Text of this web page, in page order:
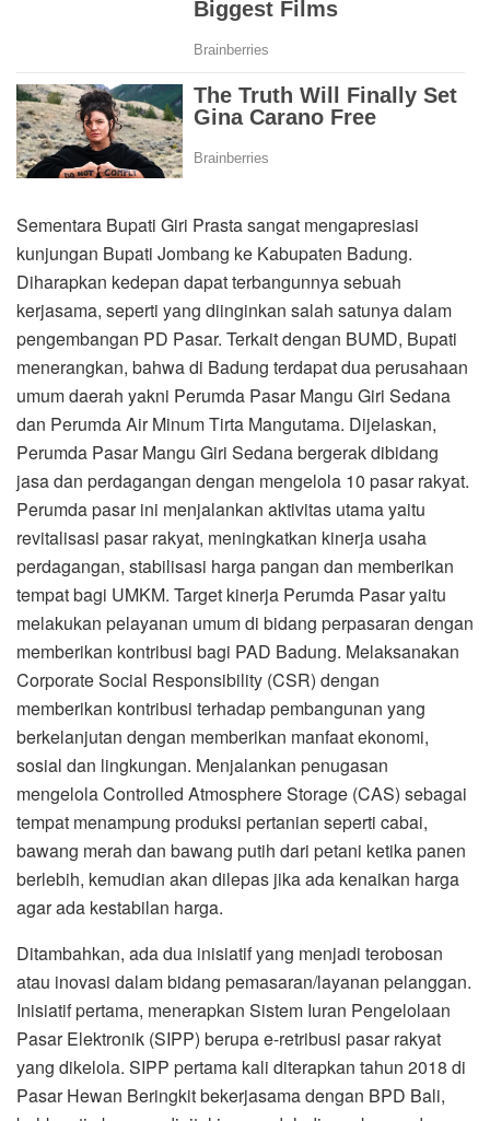
Sementara Bupati Giri Prasta sangat mengapresiasi
kunjungan Bupati Jombang ke Kabupaten Badung.
Diharapkan kedepan dapat terbangunnya sebuah
kerjasama, seperti yang diinginkan salah satunya dalam
pengembangan PD Pasar. Terkait dengan BUMD, Bupati
menerangkan, bahwa di Badung terdapat dua perusahaan
umum daerah yakni Perumda Pasar Mangu Giri Sedana
dan Perumda Air Minum Tirta Mangutama. Dijelaskan,
Perumda Pasar Mangu Giri Sedana bergerak dibidang
jasa dan perdagangan dengan mengelola 10 pasar rakyat.
Perumda pasar ini menjalankan aktivitas utama yaitu
revitalisasi pasar rakyat, meningkatkan kinerja usaha
perdagangan, stabilisasi harga pangan dan memberikan
tempat bagi UMKM. Target kinerja Perumda Pasar yaitu
melakukan pelayanan umum di bidang perpasaran dengan
memberikan kontribusi bagi PAD Badung. Melaksanakan
Corporate Social Responsibility (CSR) dengan
memberikan kontribusi terhadap pembangunan yang
berkelanjutan dengan memberikan manfaat ekonomi,
sosial dan lingkungan. Menjalankan penugasan
mengelola Controlled Atmosphere Storage (CAS) sebagai
tempat menampung produksi pertanian seperti cabai,
bawang merah dan bawang putih dari petani ketika panen
berlebih, kemudian akan dilepas jika ada kenaikan harga
agar ada kestabilan harga.
Ditambahkan, ada dua inisiatif yang menjadi terobosan
atau inovasi dalam bidang pemasaran/layanan pelanggan.
Inisiatif pertama, menerapkan Sistem Iuran Pengelolaan
Pasar Elektronik (SIPP) berupa e-retribusi pasar rakyat
yang dikelola. SIPP pertama kali diterapkan tahun 2018 di
Pasar Hewan Beringkit bekerjasama dengan BPD Bali,